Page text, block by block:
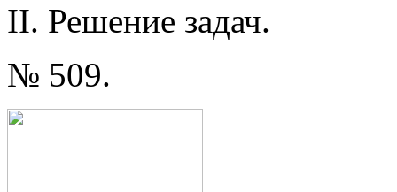
II. Решение задач.
№ 509.